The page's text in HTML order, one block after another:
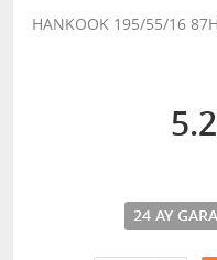
HANKOOK 195/55/16
24 AY